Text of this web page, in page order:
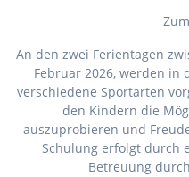
An den zwei Ferientagen
Februar 2026, werden in
verschiedene Sportarten
den Kindern die
auszuprobieren und
Schulung erfolgt durch
Betreuung